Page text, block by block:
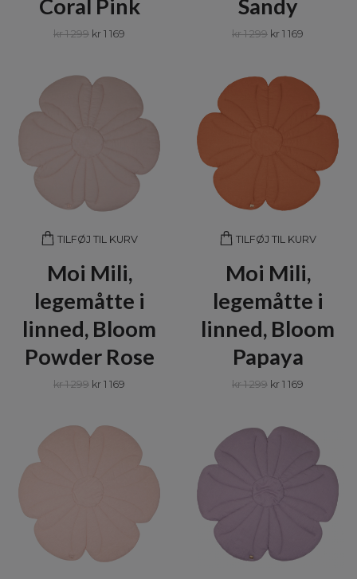
Coral Pink
kr 1 299 kr 1 169
Sandy
kr 1 299 kr 1 169
TILFØJ TIL KURV
Moi Mili,
legemåtte i
linned, Bloom
Powder Rose
kr 1 299 kr 1 169
TILFØJ TIL KURV
Moi Mili,
legemåtte i
linned, Bloom
Papaya
kr 1 299 kr 1 169